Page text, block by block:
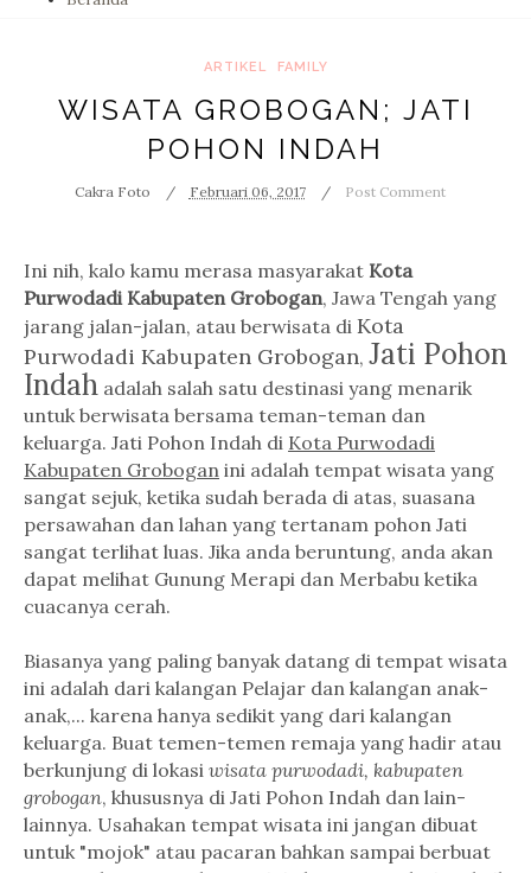
ARTIKEL FAMILY
WISATA GROBOGAN; JATI
POHON INDAH
Cakra Foto Februari 06, 2017 Post Comment
Ini nih, kalo kamu merasa masyarakat Kota
Purwodadi Kabupaten Grobogan, Jawa Tengah yang
jarang jalan-jalan, atau berwisata di Kota
Purwodadi Kabupaten Grobogan, Jati Pohon
Indah adalah salah satu destinasi yang menarik
untuk berwisata bersama teman-teman dan
keluarga. Jati Pohon Indah di Kota Purwodadi
Kabupaten Grobogan ini adalah tempat wisata yang
sangat sejuk, ketika sudah berada di atas, suasana
persawahan dan lahan yang tertanam pohon Jati
sangat terlihat luas. Jika anda beruntung, anda akan
dapat melihat Gunung Merapi dan Merbabu ketika
cuacanya cerah.
Biasanya yang paling banyak datang di tempat wisata
ini adalah dari kalangan Pelajar dan kalangan anak-
anak,... karena hanya sedikit yang dari kalangan
keluarga. Buat temen-temen remaja yang hadir atau
berkunjung di lokasi wisata purwodadi, kabupaten
grobogan, khususnya di Jati Pohon Indah dan lain-
lainnya. Usahakan tempat wisata ini jangan dibuat
untuk "mojok" atau pacaran bahkan sampai berbuat